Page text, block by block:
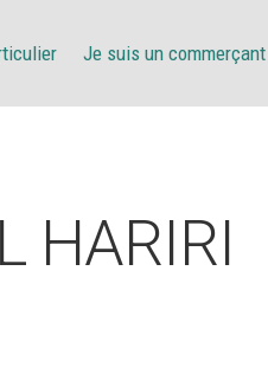
Je suis un commerçant
HARIRI